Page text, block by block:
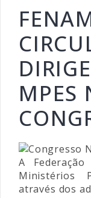
MPES
A
Ministérios
através dos